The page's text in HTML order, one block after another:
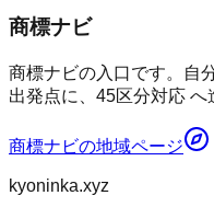
商標ナビ
商標ナビの入口です。自
出発点に、45区分対応
商標ナビの地域ページ
kyoninka.xyz